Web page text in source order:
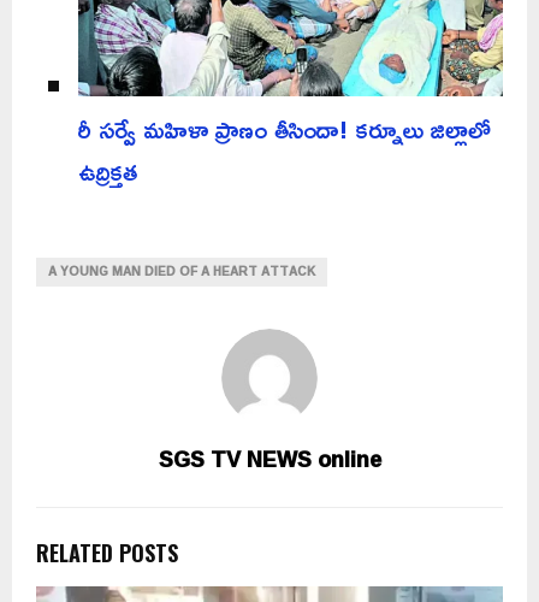
రీ సర్వే మహిళా ప్రాణం తీసిందా! కర్నూలు జిల్లాలో
ఉద్రిక్తత
A YOUNG MAN DIED OF A HEART ATTACK
SGS TV NEWS online
RELATED POSTS